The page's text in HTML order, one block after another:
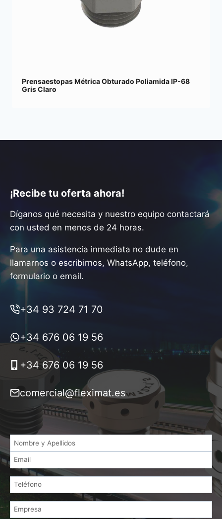
Prensaestopas Métrica Obturado Poliamida IP-68
Gris Claro
¡Recibe tu oferta ahora!
Díganos qué necesita y nuestro equipo contactará
con usted en menos de 24 horas.
Para una asistencia inmediata no dude en
llamarnos o escribirnos, WhatsApp, teléfono,
formulario o email.
+34 93 724 71 70
+34 676 06 19 56
+34 676 06 19 56
comercial@fleximat.es